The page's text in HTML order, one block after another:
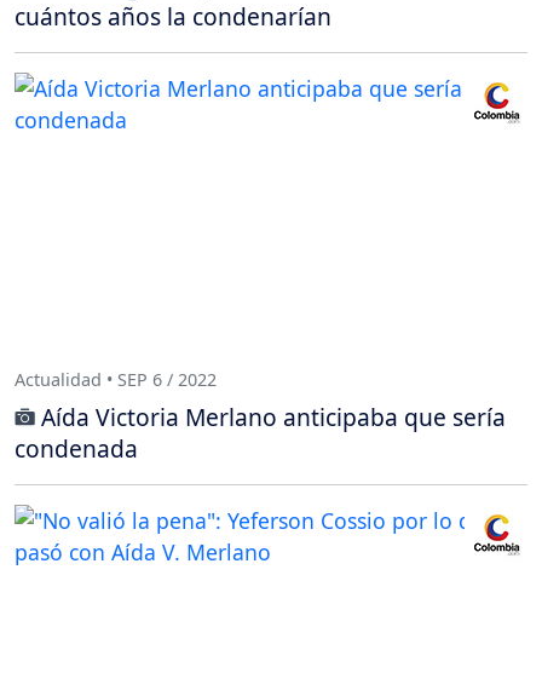
cuántos años la condenarían
Actualidad • SEP 6 / 2022
Aída Victoria Merlano anticipaba que sería
condenada